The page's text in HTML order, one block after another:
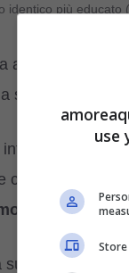
identico più educato
l’uomo
sul social
infatti portato
ancora non
motivo per
fidanzata
use